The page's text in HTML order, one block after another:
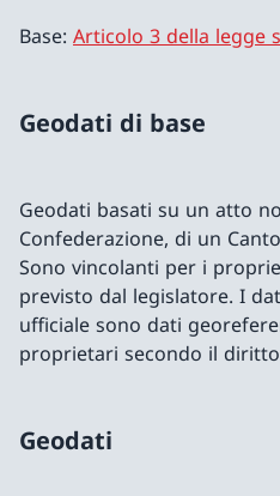
Base: Articolo 3 della legge
Geodati di base
Geodati basati su un atto
Confederazione, di un
Sono vincolanti per i
previsto dal legislatore. I
ufficiale sono dati
proprietari secondo il
Geodati